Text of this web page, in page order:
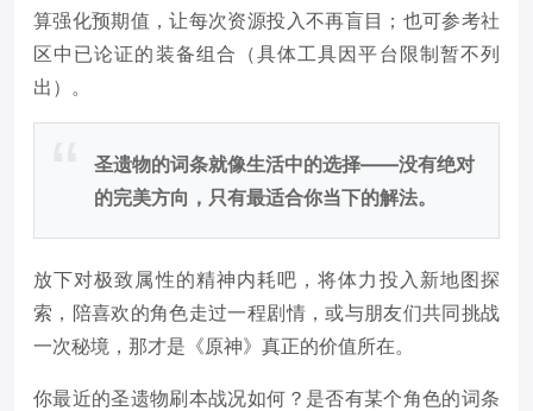
算强化预期值，让每次资源投入不再盲目；也可参考社
区中已论证的装备组合（具体工具因平台限制暂不列
出）。
圣遗物的词条就像生活中的选择——没有绝对
的完美方向，只有最适合你当下的解法。
放下对极致属性的精神内耗吧，将体力投入新地图探
索，陪喜欢的角色走过一程剧情，或与朋友们共同挑战
一次秘境，那才是《原神》真正的价值所在。
你最近的圣遗物刷本战况如何？是否有某个角色的词条